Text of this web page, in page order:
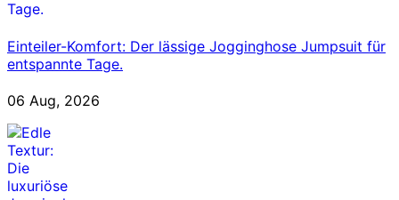
Einteiler-Komfort: Der lässige Jogginghose Jumpsuit für
entspannte Tage.
06 Aug, 2026